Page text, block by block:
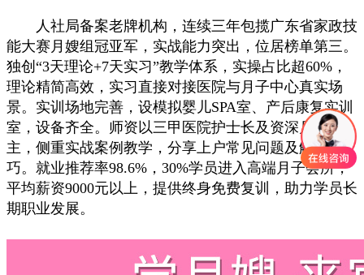
人社局备案老牌机构，连续三年包揽广东省家政技
能大赛月嫂组冠亚军，实战能力突出，位居榜单第三。
独创“3天理论+7天实习”教学体系，实操占比超60%，
理论精简高效，实习直接对接医院与月子中心真实场
景。实训场地完善，设模拟婴儿SPA室、产后康复实训
室，设备齐全。师资以三甲医院护士长及资深月嫂为
主，侧重实战案例教学，分享上户常见问题及解决技
巧。就业推荐率98.6%，30%学员进入高端月子会所，
平均薪资9000元以上，提供终身免费复训，助力学员长
期职业发展。